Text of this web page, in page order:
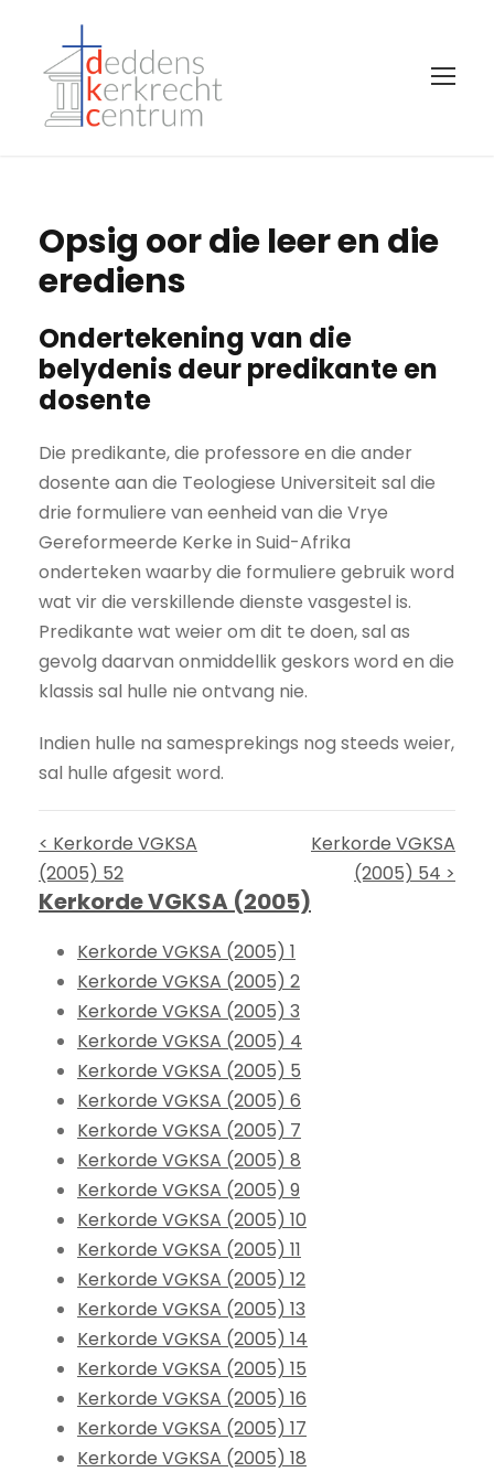
Opsig oor die leer en die
erediens
Ondertekening van die
belydenis deur predikante en
dosente
Die predikante, die professore en die ander
dosente aan die Teologiese Universiteit sal die
drie formuliere van eenheid van die Vrye
Gereformeerde Kerke in Suid-Afrika
onderteken waarby die formuliere gebruik word
wat vir die verskillende dienste vasgestel is.
Predikante wat weier om dit te doen, sal as
gevolg daarvan onmiddellik geskors word en die
klassis sal hulle nie ontvang nie.
Indien hulle na samesprekings nog steeds weier,
sal hulle afgesit word.
< Kerkorde VGKSA
(2005) 52
Kerkorde VGKSA
(2005) 54 >
Kerkorde VGKSA (2005)
Kerkorde VGKSA (2005) 1
Kerkorde VGKSA (2005) 2
Kerkorde VGKSA (2005) 3
Kerkorde VGKSA (2005) 4
Kerkorde VGKSA (2005) 5
Kerkorde VGKSA (2005) 6
Kerkorde VGKSA (2005) 7
Kerkorde VGKSA (2005) 8
Kerkorde VGKSA (2005) 9
Kerkorde VGKSA (2005) 10
Kerkorde VGKSA (2005) 11
Kerkorde VGKSA (2005) 12
Kerkorde VGKSA (2005) 13
Kerkorde VGKSA (2005) 14
Kerkorde VGKSA (2005) 15
Kerkorde VGKSA (2005) 16
Kerkorde VGKSA (2005) 17
Kerkorde VGKSA (2005) 18